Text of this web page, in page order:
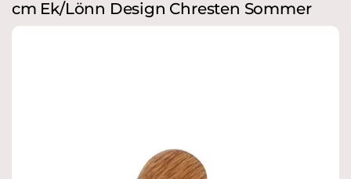
cm Ek/Lönn Design Chresten Sommer